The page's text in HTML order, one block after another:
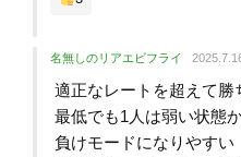
名無しのリアエビフライ
適正なレートを超えて勝
最低でも1人は弱い状態
負けモードになりやすい